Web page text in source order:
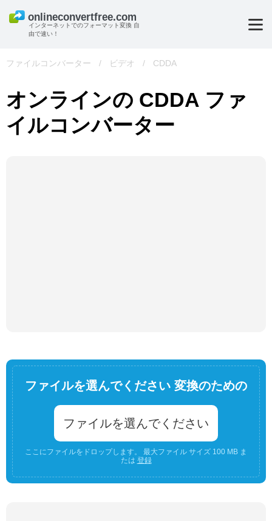
インターネットでのフォーマット変換 自
由で速い！
ファイルコンバーター / ビデオ / CDDA
オンラインの CDDA ファ
イルコンバーター
ファイルを選んでください 変換のための
ファイルを選んでください
ここにファイルをドロップします。 最大ファイル サイズ 100 MB ま
たは 登録